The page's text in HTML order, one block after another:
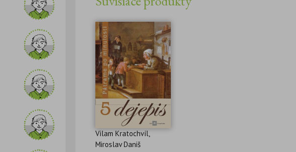
Vilam Kratochvíl,
Miroslav Daniš